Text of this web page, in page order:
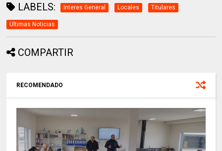
LABELS: Interes General Locales Titulares
Ultimas Noticias
COMPARTIR
RECOMENDADO